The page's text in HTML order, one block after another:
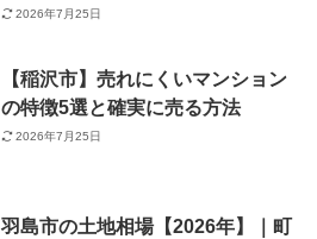
2026年7月25日
【稲沢市】売れにくいマンション
の特徴5選と確実に売る方法
2026年7月25日
羽島市の土地相場【2026年】｜町